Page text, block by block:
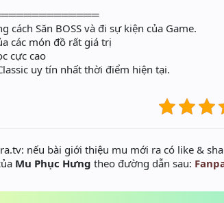
cách Săn BOSS và đi sự kiện của Game.
các món đồ rất giá trị
cực cao
uy tín nhất thời điểm hiện tại.
nếu bài giới thiệu mu mới ra có like &
Mu Phục Hưng theo đường dẫn sau: